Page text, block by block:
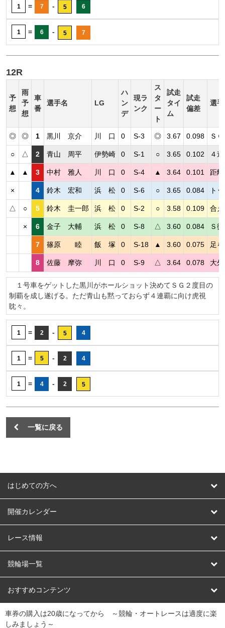
1 = 7 - 5 6
1 = 6 - 5 7
12R
予
想
雨
予
想
車
番
選手名 LG
ハ
ン
デ
現ラ
ンク
ス
タ
ー
ト
試走
タイ
ム
試走
偏差
選
◎ ◎ 1 黒川 京介 川 口 0 S-3 ◎ 3.67 0.098 Ｓ
○ △ 2 青山 周平 伊勢崎 0 S-1 ○ 3.65 0.102 ４
▲ ▲ 3 中村 雅人 川 口 0 S-4 ▲ 3.64 0.101 距
× 4 鈴木 宏和 浜 松 0 S-6 ○ 3.65 0.084 ト
△ ○ 5 鈴木 圭一郎 浜 松 0 S-2 ○ 3.58 0.109 合
× 6 金子 大輔 浜 松 0 S-8 △ 3.60 0.084 Ｓ
7 篠原 睦 飯 塚 0 S-18 ▲ 3.60 0.075 足
8 佐藤 摩弥 川 口 0 S-9 △ 3.64 0.078 大
１号車をゲットした黒川がホールショット決めてＳＧ２度目の
制覇を成し遂げる。ただ青山も黙っておらず４連覇に向け虎視
眈々。
1 = 2 - 5 4
1 = 5 - 2 4
1 = 4 - 2 5
一覧に戻る
はじめての方へ
はじめての方へ
開催カレンダー
競輪
オートレース
競輪くじ
Dokanto!
レース情報
レース予想
レース結果
キャリーオーバー一覧
競輪場一覧
北日本 函館競輪場
関
東
弥彦競輪場 前橋競輪場 取手競輪場 宇都宮競輪場
おすすめコンテンツ
競輪選手情報
車券の購入は20歳になってから ～競輪・オートレースは適度に楽
しみましょう～